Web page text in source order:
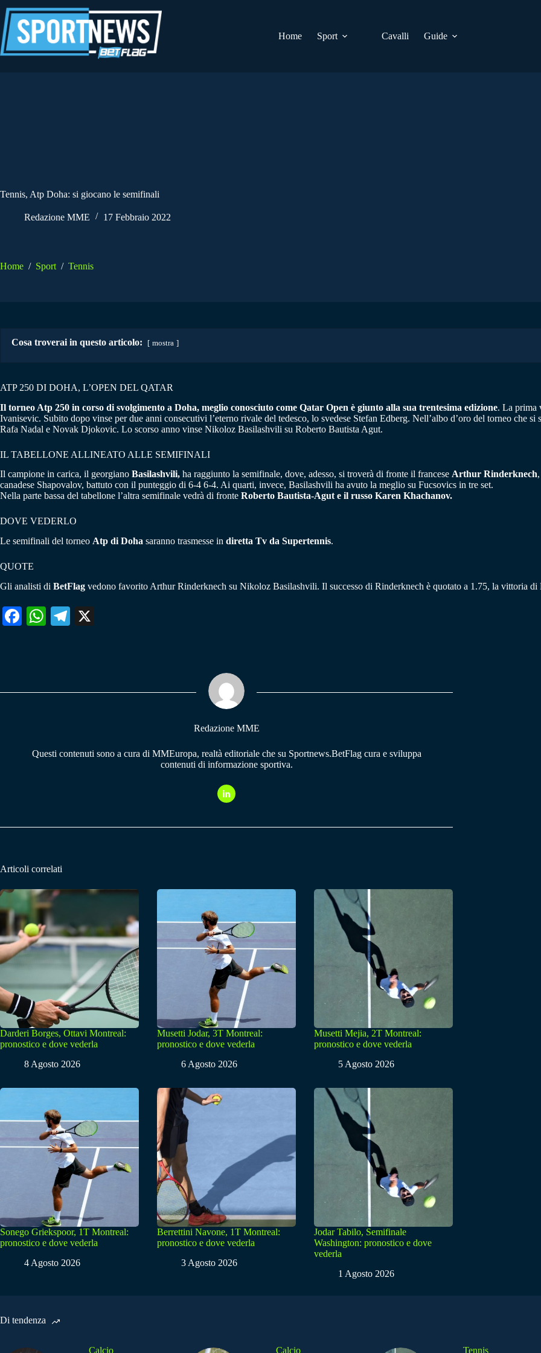
al
contenuto
Home
Sport Cavalli Guide
Tennis, Atp Doha: si giocano le semifinali
Redazione MME 17 Febbraio 2022
Home / Sport / Tennis
Cosa troverai in questo articolo: mostra
ATP 250 DI DOHA, L’OPEN DEL QATAR
Il torneo Atp 250 in corso di svolgimento a Doha, meglio conosciuto come Qatar Open è giunto alla sua trentesima edizione. La prima
Ivanisevic. Subito dopo vinse per due anni consecutivi l’eterno rivale del tedesco, lo svedese Stefan Edberg. Nell’albo d’oro del torneo che
Rafa Nadal e Novak Djokovic. Lo scorso anno vinse Nikoloz Basilashvili su Roberto Bautista Agut.
IL TABELLONE ALLINEATO ALLE SEMIFINALI
Il campione in carica, il georgiano Basilashvili, ha raggiunto la semifinale, dove, adesso, si troverà di fronte il francese Arthur Rinderknech
canadese Shapovalov, battuto con il punteggio di 6-4 6-4. Ai quarti, invece, Basilashvili ha avuto la meglio su Fucsovics in tre set.
Nella parte bassa del tabellone l’altra semifinale vedrà di fronte Roberto Bautista-Agut e il russo Karen Khachanov.
DOVE VEDERLO
Le semifinali del torneo Atp di Doha saranno trasmesse in diretta Tv da Supertennis.
QUOTE
Gli analisti di BetFlag vedono favorito Arthur Rinderknech su Nikoloz Basilashvili. Il successo di Rinderknech è quotato a 1.75, la vittoria di
Fa W
pp
Te
m
Redazione MME
Questi contenuti sono a cura di MMEuropa, realtà editoriale che su Sportnews.BetFlag cura e sviluppa
contenuti di informazione sportiva.
Articoli correlati
Darderi Borges, Ottavi Montreal:
pronostico e dove vederla
8 Agosto 2026
Musetti Jodar, 3T Montreal:
pronostico e dove vederla
6 Agosto 2026
Musetti Mejia, 2T Montreal:
pronostico e dove vederla
5 Agosto 2026
Sonego Griekspoor, 1T Montreal:
pronostico e dove vederla
4 Agosto 2026
Berrettini Navone, 1T Montreal:
pronostico e dove vederla
3 Agosto 2026
Jodar Tabilo, Semifinale
Washington: pronostico e dove
vederla
1 Agosto 2026
Di tendenza
Calcio Calcio Tennis